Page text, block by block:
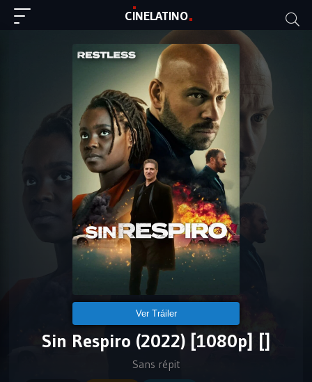
CINELATINO
Ver Tráiler
Sin Respiro (2022) [1080p] []
Sans répit